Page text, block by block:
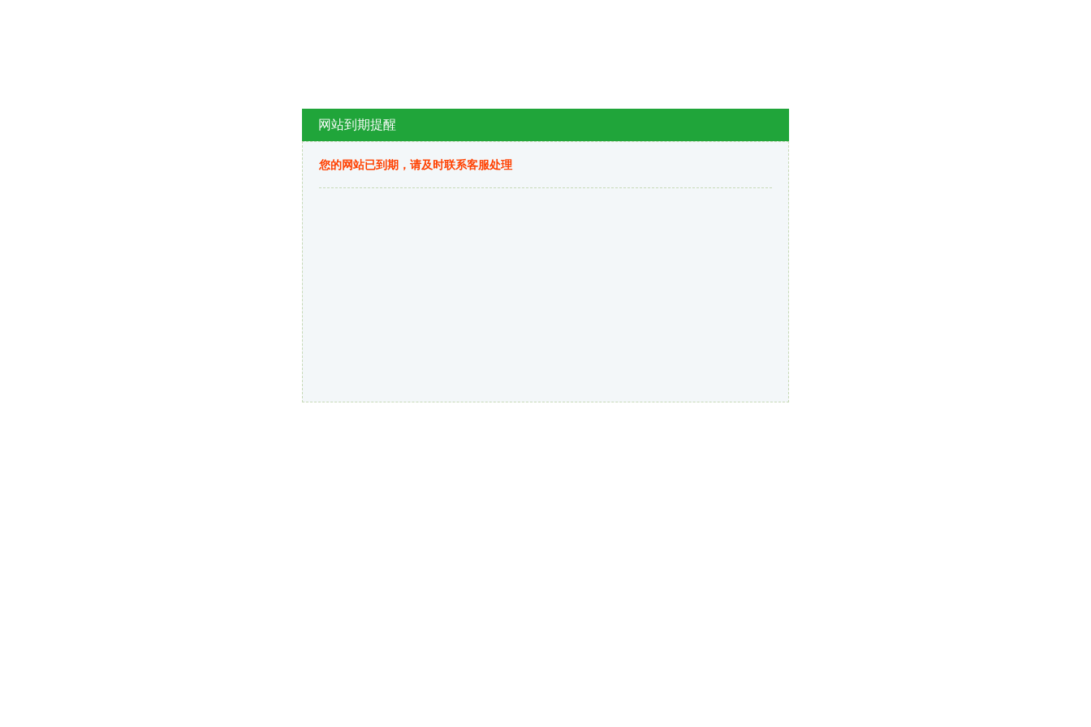
网站到期提醒
您的网站已到期，请及时联系客服处理